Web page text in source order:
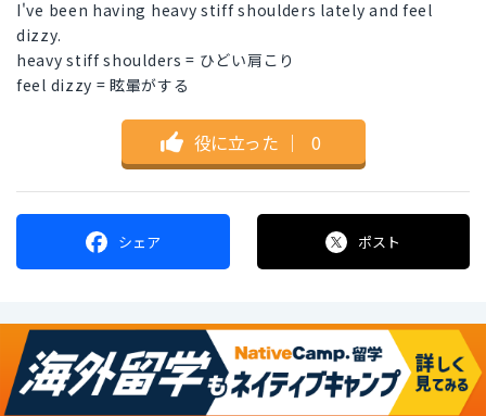
I've been having heavy stiff shoulders lately and feel
dizzy.
heavy stiff shoulders = ひどい肩こり
feel dizzy = 眩暈がする
役に立った ｜ 0
シェア ポスト